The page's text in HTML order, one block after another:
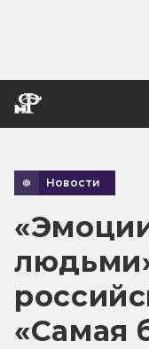
Новости
«Самая